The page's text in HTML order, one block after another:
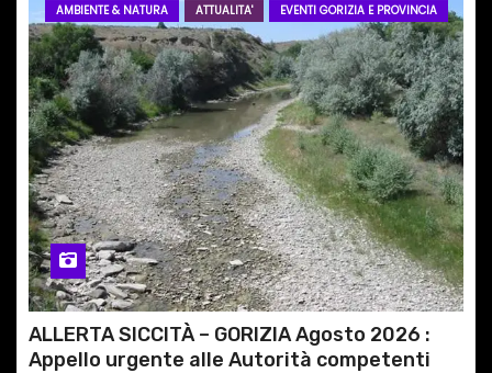
AMBIENTE & NATURA ATTUALITA' EVENTI GORIZIA E PROVINCIA
ALLERTA SICCITÀ – GORIZIA Agosto 2026 :
Appello urgente alle Autorità competenti